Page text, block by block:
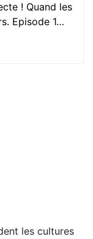
! Quand les
Episode 1…
les cultures